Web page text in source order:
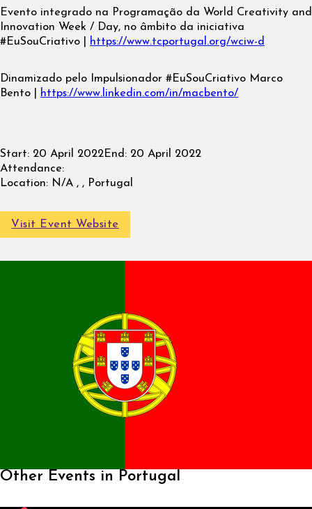
Evento integrado na Programação da World Creativity and
Innovation Week / Day, no âmbito da iniciativa
#EuSouCriativo |
https://www.tcportugal.org/wciw-d
Dinamizado pelo Impulsionador #EuSouCriativo Marco
Bento |
https://www.linkedin.com/in/macbento/
Start: 20 April 2022End: 20 April 2022
Attendance:
Location: N/A , , Portugal
Visit Event Website
Other Events in Portugal